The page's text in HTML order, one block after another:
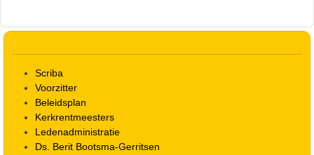
Scriba
Voorzitter
Beleidsplan
Kerkrentmeesters
Ledenadministratie
Ds. Berit Bootsma-Gerritsen